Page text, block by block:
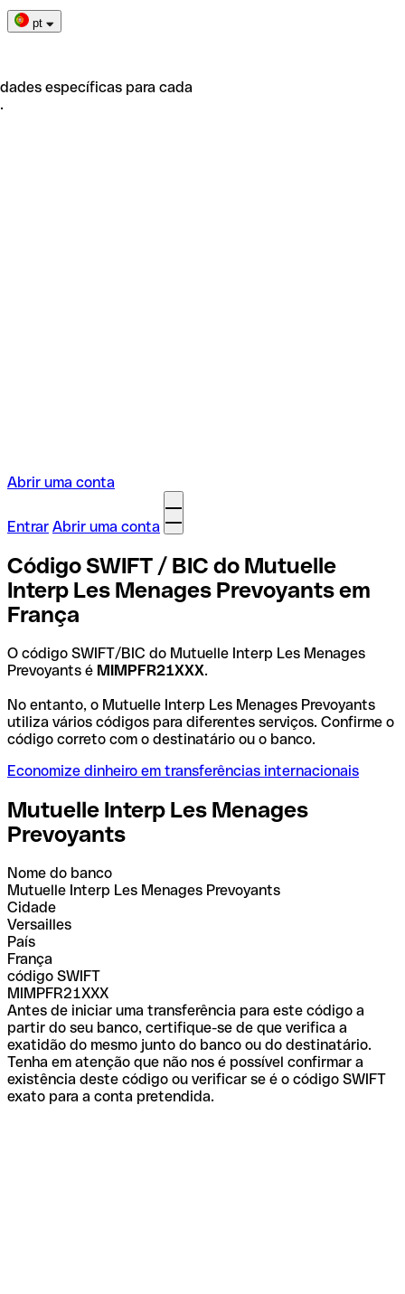
pt
específicas para cada
Abrir uma conta
Entrar Abrir uma conta
Código SWIFT / BIC do Mutuelle
Interp Les Menages Prevoyants em
França
O código SWIFT/BIC do Mutuelle Interp Les Menages
Prevoyants é MIMPFR21XXX.
No entanto, o Mutuelle Interp Les Menages Prevoyants
utiliza vários códigos para diferentes serviços. Confirme o
código correto com o destinatário ou o banco.
Economize dinheiro em transferências internacionais
Mutuelle Interp Les Menages
Prevoyants
Nome do banco
Mutuelle Interp Les Menages Prevoyants
Cidade
Versailles
País
França
código SWIFT
MIMPFR21XXX
Antes de iniciar uma transferência para este código a
partir do seu banco, certifique-se de que verifica a
exatidão do mesmo junto do banco ou do destinatário.
Tenha em atenção que não nos é possível confirmar a
existência deste código ou verificar se é o código SWIFT
exato para a conta pretendida.